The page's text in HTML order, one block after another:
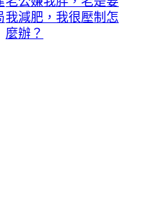
我減肥，我很壓制怎
麼辦？